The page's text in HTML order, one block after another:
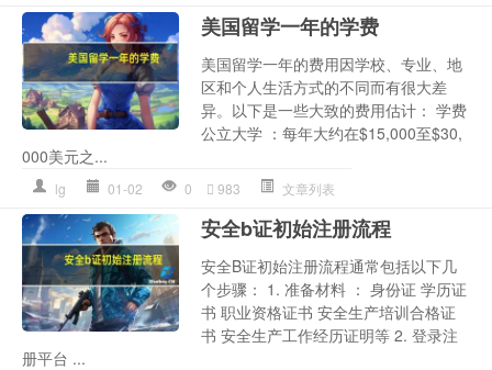
美国留学一年的学费
美国留学一年的费用因学校、专业、地
区和个人生活方式的不同而有很大差
异。以下是一些大致的费用估计： 学费
公立大学 ：每年大约在$15,000至$30,
000美元之...
lg 01-02 0 983 文章列表
安全b证初始注册流程
安全B证初始注册流程通常包括以下几
个步骤： 1. 准备材料 ： 身份证 学历证
书 职业资格证书 安全生产培训合格证
书 安全生产工作经历证明等 2. 登录注
册平台 ...